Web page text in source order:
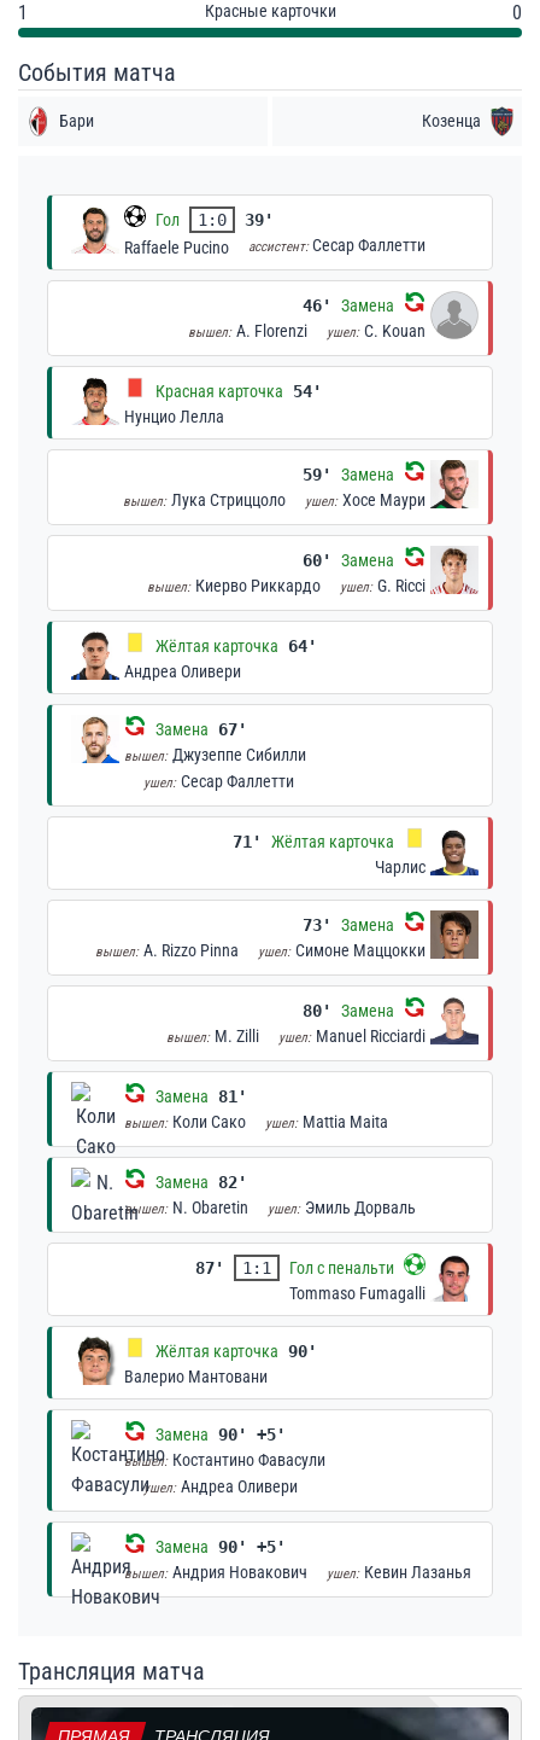
1 Красные карточки 0
События матча
Бари Козенца
Гол 1:0
39'
Raffaele Pucino
ассистент:Сесар Фаллетти
46' Замена
вышел: A. Florenzi ушел: C. Kouan
Красная карточка
54'
Нунцио Лелла
59' Замена
вышел: Лука Стриццоло ушел: Хосе Маури
60' Замена
вышел: Киерво Риккардо ушел: G. Ricci
Жёлтая карточка
64'
Андреа Оливери
Замена 67'
вышел: Джузеппе Сибилли
ушел: Сесар Фаллетти
71'
Жёлтая карточка
Чарлис
73' Замена
вышел: A. Rizzo Pinna ушел: Симоне Маццокки
80' Замена
вышел: M. Zilli ушел: Manuel Ricciardi
Замена 81'
вышел: Коли Сако ушел: Mattia Maita
Замена 82'
вышел: N. Obaretin ушел: Эмиль Дорваль
87' 1:1
Гол с пенальти
Tommaso Fumagalli
Жёлтая карточка 90'
Валерио Мантовани
Замена 90' +5'
вышел: Костантино Фавасули
ушел: Андреа Оливери
Замена 90' +5'
вышел: Андрия Новакович ушел: Кевин Лазанья
Трансляция матча